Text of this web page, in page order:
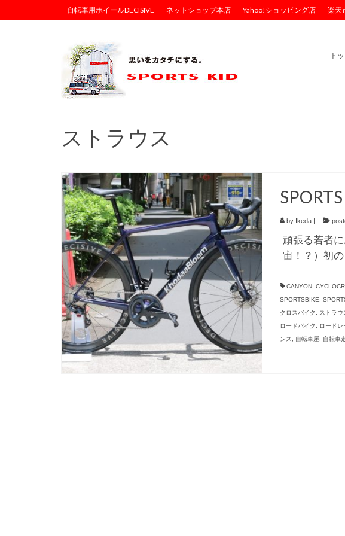
自転車用ホイールDECISIVE ネットショップ本店 Yahoo!ショッピング店 楽天
ト
ストラウス
by Ikeda|
頑張る若者
宙！？）初
CANYON,
SPORTSBIKE
クロスバイク
ストラウ
ロードバイク
ロードレ
ンス
自転車屋 自転車